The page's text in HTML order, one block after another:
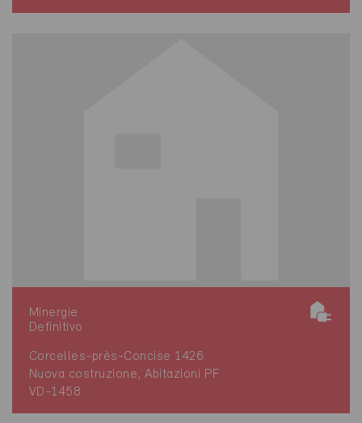
Minergie
Definitivo
Corcelles-près-Concise 1426
Nuova costruzione, Abitazioni PF
VD-1458